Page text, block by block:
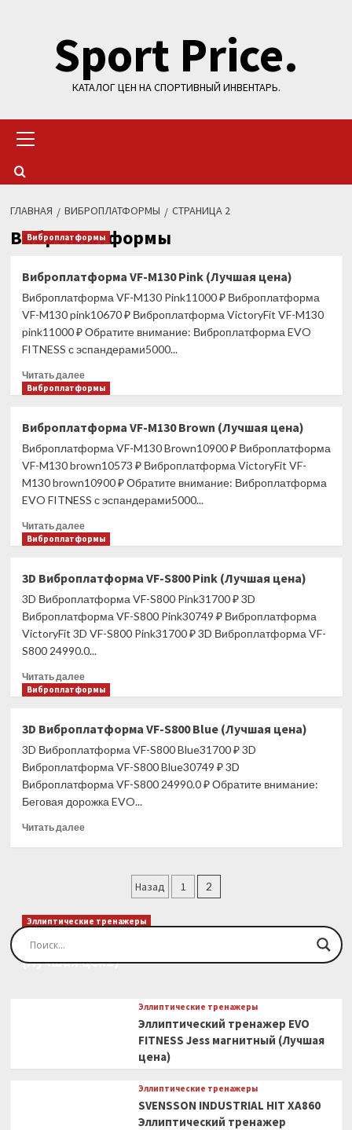
содержимомуSport Price.
КАТАЛОГ ЦЕН НА СПОРТИВНЫЙ ИНВЕНТАРЬ.
меню
ГЛАВНАЯ ВИБРОПЛАТФОРМЫ СТРАНИЦА 2
Виброплатформы
Виброплатформы
Виброплатформа VF-M130 Pink (Лучшая цена)
Виброплатформа VF-M130 Pink11000 ₽ Виброплатформа
VF-M130 pink10670 ₽ Виброплатформа VictoryFit VF-M130
pink11000 ₽ Обратите внимание: Виброплатформа EVO
FITNESS с эспандерами5000...
Читать далееПрочитать
больше
VF-
M130
Pink
(Лучшая
Виброплатформы
Виброплатформа VF-M130 Brown (Лучшая цена)
Виброплатформа VF-M130 Brown10900 ₽ Виброплатформа
VF-M130 brown10573 ₽ Виброплатформа VictoryFit VF-
M130 brown10900 ₽ Обратите внимание: Виброплатформа
EVO FITNESS с эспандерами5000...
Читать далееПрочитать
больше
VF-
M130
Brown
(Лучшая
Виброплатформы
3D Виброплатформа VF-S800 Pink (Лучшая цена)
3D Виброплатформа VF-S800 Pink31700 ₽ 3D
Виброплатформа VF-S800 Pink30749 ₽ Виброплатформа
VictoryFit 3D VF-S800 Pink31700 ₽ 3D Виброплатформа VF-
S800 24990.0...
Читать далееПрочитать
больше
Виброплатформа
VF-
S800
(Лучшая
цена)
Виброплатформы
3D Виброплатформа VF-S800 Blue (Лучшая цена)
3D Виброплатформа VF-S800 Blue31700 ₽ 3D
Виброплатформа VF-S800 Blue30749 ₽ 3D
Виброплатформа VF-S800 24990.0 ₽ Обратите внимание:
Беговая дорожка EVO...
Читать далееПрочитать
Виброплатформа
S800
Blue
цена)
Пагинация
записей
Назад 1 2
Эллиптические тренажеры
Эллиптический тренажер EVO FITNESS Orion
(Лучшая цена)
Эллиптические тренажеры
Эллиптический тренажер EVO
FITNESS Jess магнитный (Лучшая
цена)
Эллиптические тренажеры
SVENSSON INDUSTRIAL HIT XA860
Эллиптический тренажер